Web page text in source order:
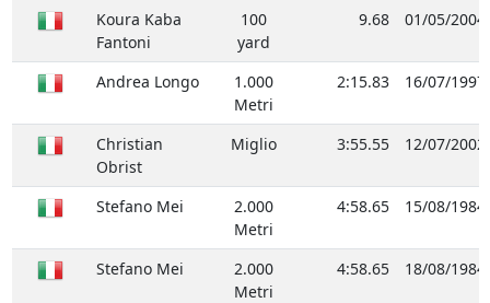
Koura Kaba
Fantoni
100
yard
9.68 01/05/2004
Andrea Longo
1.000
Metri
2:15.83 16/07/1997
Christian
Obrist
Miglio 3:55.55 12/07/2002
Stefano Mei
2.000
Metri
4:58.65 15/08/1984
Stefano Mei
2.000
Metri
4:58.65 18/08/1984